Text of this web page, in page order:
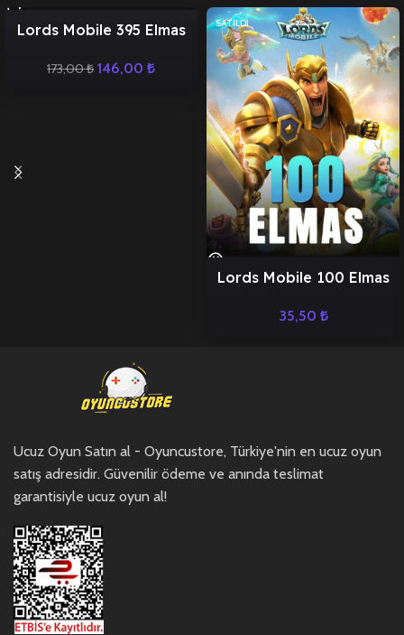
İNDIRIM
Lords Mobile 395 Elmas
173,00₺ 146,00 ₺
SATILDI
Lords Mobile 100 Elmas
35,50 ₺
Ucuz Oyun Satın al - Oyuncustore, Türkiye'nin en ucuz oyun
satış adresidir. Güvenilir ödeme ve anında teslimat
garantisiyle ucuz oyun al!